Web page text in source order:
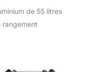
de 55 litres
rangement